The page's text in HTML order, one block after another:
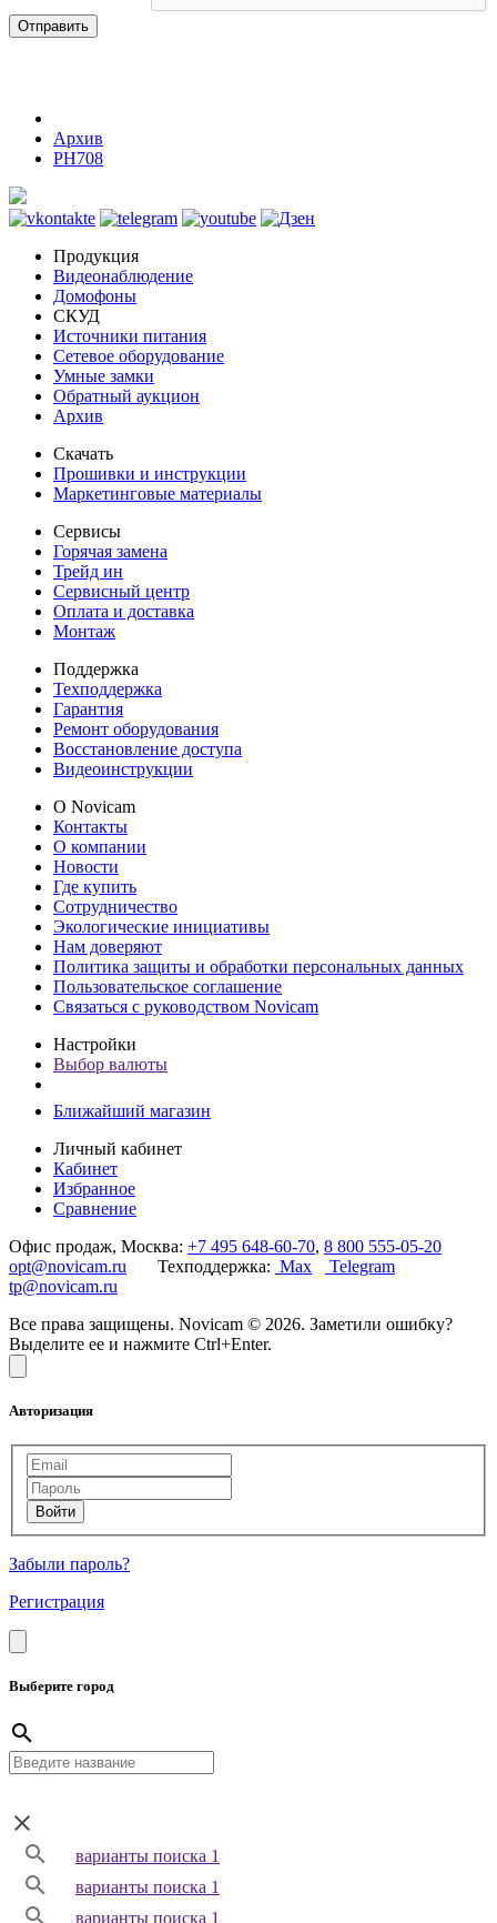
Отправить
Архив
PH708
Продукция
Видеонаблюдение
Домофоны
СКУД
Источники питания
Сетевое оборудование
Умные замки
Обратный аукцион
Архив
Скачать
Прошивки и инструкции
Маркетинговые материалы
Сервисы
Горячая замена
Трейд ин
Сервисный центр
Оплата и доставка
Монтаж
Поддержка
Техподдержка
Гарантия
Ремонт оборудования
Восстановление доступа
Видеоинструкции
О Novicam
Контакты
О компании
Новости
Где купить
Сотрудничество
Экологические инициативы
Нам доверяют
Политика защиты и обработки персональных данных
Пользовательское соглашение
Связаться с руководством Novicam
Настройки
Выбор валюты
Ближайший магазин
Личный кабинет
Кабинет
Избранное
Сравнение
Офис продаж, Москва: +7 495 648-60-70, 8 800 555-05-20
opt@novicam.ru Техподдержка: Max
Telegram
tp@novicam.ru
Все права защищены. Novicam © 2026. Заметили ошибку?
Выделите ее и нажмите Ctrl+Enter.
Авторизация
Забыли пароль?
Регистрация
Выберите город
варианты поиска 1
варианты поиска 1
варианты поиска 1